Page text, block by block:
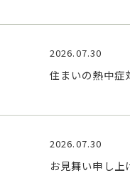
2026.07.30
住まいの熱中症
2026.07.30
お見舞い申し上